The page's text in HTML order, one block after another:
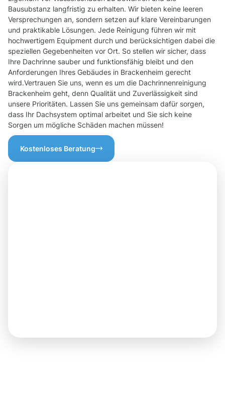
Bausubstanz langfristig zu erhalten. Wir bieten keine leeren
Versprechungen an, sondern setzen auf klare Vereinbarungen
und praktikable Lösungen. Jede Reinigung führen wir mit
hochwertigem Equipment durch und berücksichtigen dabei die
speziellen Gegebenheiten vor Ort. So stellen wir sicher, dass
Ihre Dachrinne sauber und funktionsfähig bleibt und den
Anforderungen Ihres Gebäudes in Brackenheim gerecht
wird.Vertrauen Sie uns, wenn es um die Dachrinnenreinigung
Brackenheim geht, denn Qualität und Zuverlässigkeit sind
unsere Prioritäten. Lassen Sie uns gemeinsam dafür sorgen,
dass Ihr Dachsystem optimal arbeitet und Sie sich keine
Sorgen um mögliche Schäden machen müssen!
Kostenloses Beratung